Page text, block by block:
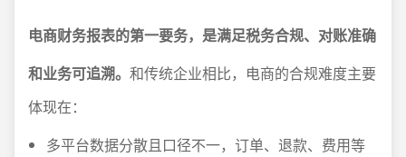
电商财务报表的第一要务，是满足税务合规、对账准确
和业务可追溯。 和传统企业相比，电商的合规难度主要
体现在：
多平台数据分散且口径不一，订单、退款、费用等